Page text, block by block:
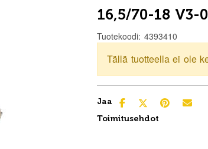
16,5/70-18 V3-
Tuotekoodi: 4393410
Tällä tuotteella ei ole
Jaa
Toimitusehdot